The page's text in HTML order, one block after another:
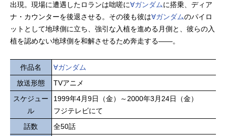
出現。現場に遭遇したロランは咄嗟に∀ガンダムに搭乗、ディア
ナ・カウンターを後退させる。その後も彼は∀ガンダムのパイロ
ットとして地球側に立ち、強引な入植を進める月側と、彼らの入
植を認めない地球側を和解させるため奔走する――。
作品名
∀ガンダム
放送形態
TVアニメ
スケジュー
ル
1999年4月9日（金）～2000年3月24日（金）
フジテレビにて
話数
全50話